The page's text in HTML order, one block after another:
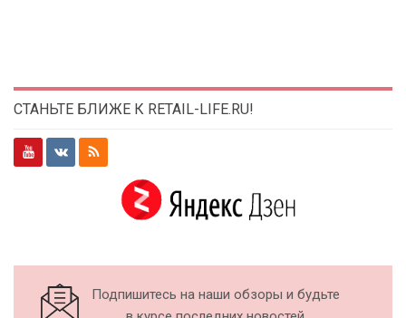
СТАНЬТЕ БЛИЖЕ К RETAIL-LIFE.RU!
Подпишитесь на наши обзоры и будьте